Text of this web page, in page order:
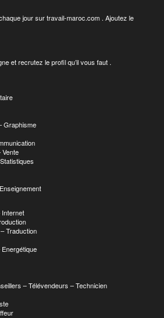
jour sur travail-maroc.com . Ajoutez le
et recrutez le profil qu’il vous faut .
Graphisme
Internet
Traduction
– Télévendeurs – Technicien